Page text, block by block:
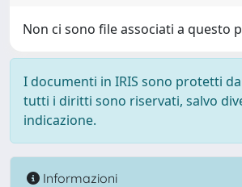
Non ci sono file associati a questo
I documenti in IRIS sono protetti
tutti i diritti sono riservati, salvo
indicazione.
Informazioni